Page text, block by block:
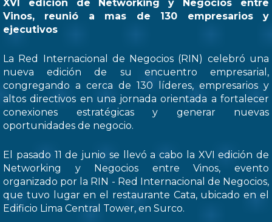
XVI edición de Networking y Negocios entre
Vinos, reunió a mas de 130 empresarios y
ejecutivos
La Red Internacional de Negocios (RIN) celebró una
nueva edición de su encuentro empresarial,
congregando a cerca de 130 líderes, empresarios y
altos directivos en una jornada orientada a fortalecer
conexiones estratégicas y generar nuevas
oportunidades de negocio.
El pasado 11 de junio se llevó a cabo la XVI edición de
Networking y Negocios entre Vinos, evento
organizado por la RIN - Red Internacional de Negocios,
que tuvo lugar en el restaurante Cata, ubicado en el
Edificio Lima Central Tower, en Surco.